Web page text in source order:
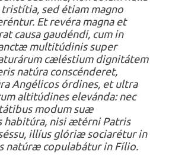
sed étiam magno
Et revéra magna et
causa gaudéndi, cum in
multitúdinis super
cæléstium dignitátem
natúra conscénderet,
Angélicos órdines, et ultra
altitúdines elevánda: nec
modum suæ
habitúra, nisi ætérni Patris
illíus glóriæ sociarétur in
natúræ copulabátur in Fílio.